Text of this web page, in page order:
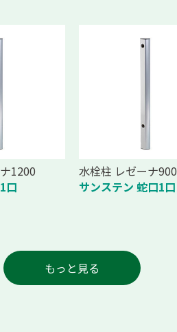
1200
口
水栓柱 レゼーナ900
サンステン 蛇口1口
もっと見る